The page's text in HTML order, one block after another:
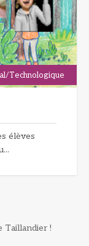
Technologique
élèves
Taillandier !